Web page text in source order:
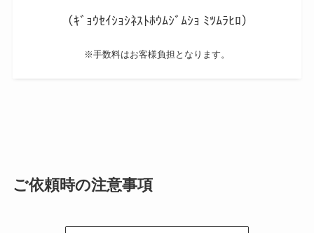
（ｷﾞｮｳｾｲｼｮｼﾈｽﾄﾎｳﾑｼﾞﾑｼｮ ﾐﾂﾑﾗﾋﾛ）
※手数料はお客様負担となります。
ご依頼時の注意事項